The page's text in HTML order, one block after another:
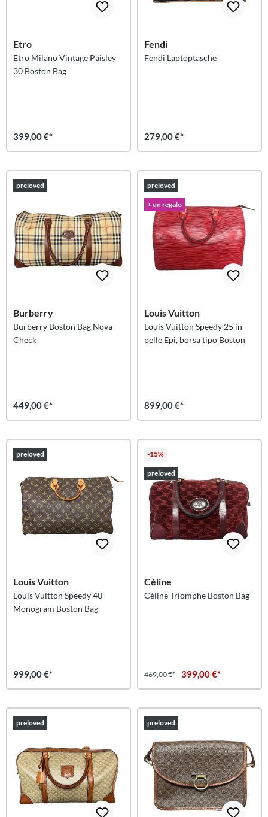
Etro
Etro Milano Vintage Paisley
30 Boston Bag
399,00 €*
Fendi
Fendi Laptoptasche
279,00 €*
preloved
Burberry
Burberry Boston Bag Nova-
Check
449,00 €*
preloved
+ un regalo
Louis Vuitton
Louis Vuitton Speedy 25 in
pelle Epi, borsa tipo Boston
899,00 €*
preloved
Louis Vuitton
Louis Vuitton Speedy 40
Monogram Boston Bag
999,00 €*
-15%
preloved
Céline
Céline Triomphe Boston Bag
469,00 €* 399,00 €*
preloved preloved